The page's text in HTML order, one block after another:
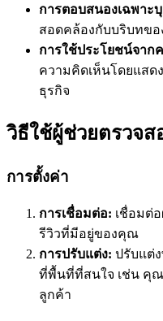
การตอบสนองเฉพาะ
สอดคล้องกับบริบทขอ
การใช้ประโยชน์จาก
ความคิดเห็นโดยแสด
ธุรกิจ
วิธีใช้ผู้ช่วยตรวจส
การตั้งค่า
การเชื่อมต่อ: เชื่อมต่
รีวิวที่มีอยู่ของคุณ
การปรับแต่ง: ปรับแต่ง
ที่พื้นที่ที่สนใจ เช่น คุ
ลูกค้า